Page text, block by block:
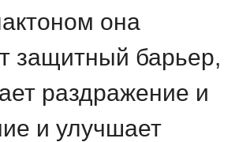
она
защитный барьер,
раздражение и
и улучшает